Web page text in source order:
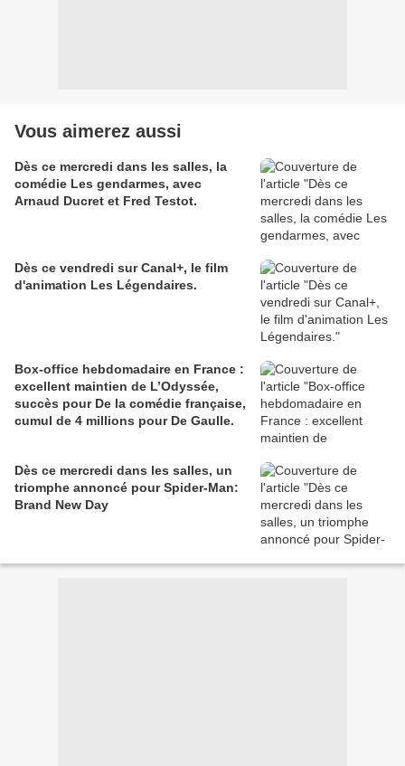
Vous aimerez aussi
Dès ce mercredi dans les salles, la
comédie Les gendarmes, avec
Arnaud Ducret et Fred Testot.
Dès ce vendredi sur Canal+, le film
d'animation Les Légendaires.
Box-office hebdomadaire en France :
excellent maintien de L’Odyssée,
succès pour De la comédie française,
cumul de 4 millions pour De Gaulle.
Dès ce mercredi dans les salles, un
triomphe annoncé pour Spider-Man:
Brand New Day